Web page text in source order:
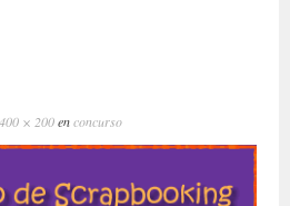
400 × 200enconcurso